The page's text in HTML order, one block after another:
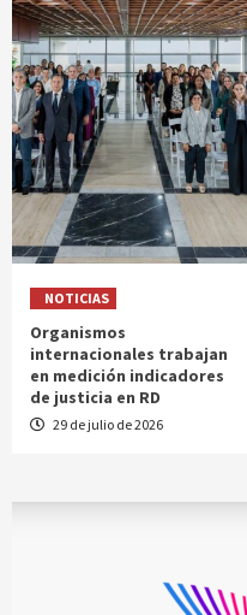
NOTICIAS
Organismos
internacionales trabajan
en medición indicadores
de justicia en RD
29 de julio de 2026